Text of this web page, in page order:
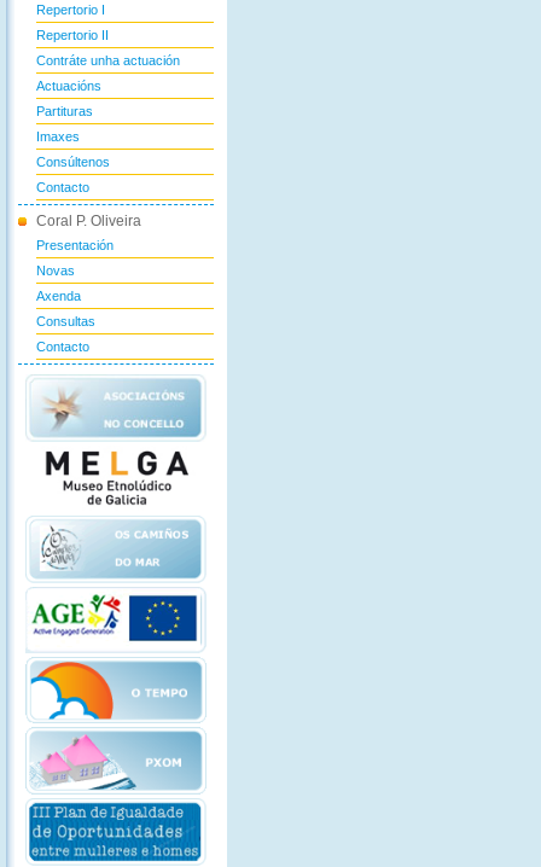
Repertorio I
Repertorio II
Contráte unha actuación
Actuacións
Partituras
Imaxes
Consúltenos
Contacto
Coral P. Oliveira
Presentación
Novas
Axenda
Consultas
Contacto